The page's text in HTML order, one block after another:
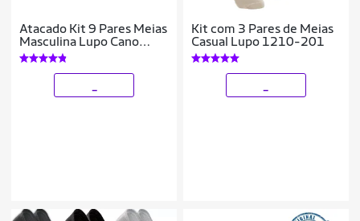
Atacado Kit 9 Pares Meias
Masculina Lupo Cano
Curto Algodão
Kit com 3 Pares de Meias
Casual Lupo 1210-201